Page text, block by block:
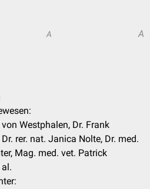
A A
Westphalen, Dr. Frank
rer. nat. Janica Nolte, Dr. med.
Mag. med. vet. Patrick